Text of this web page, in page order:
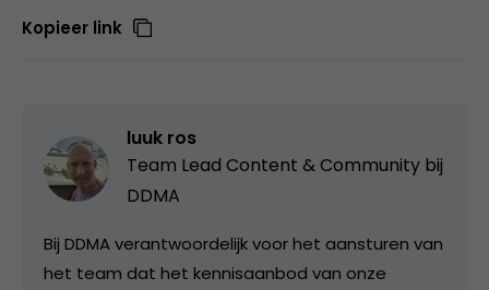
Kopieer link
luuk ros
Team Lead Content & Community bij
DDMA
Bij DDMA verantwoordelijk voor het aansturen van
het team dat het kennisaanbod van onze